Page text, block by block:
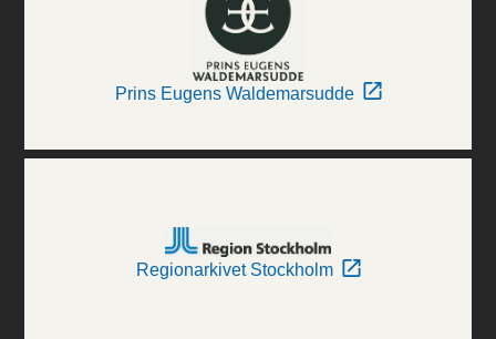
Prins Eugens Waldemarsudde
Regionarkivet Stockholm